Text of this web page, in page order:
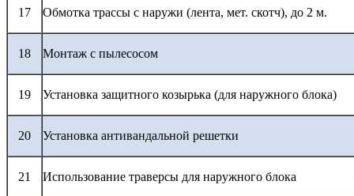
17 Обмотка трассы с наружи (лента, мет. скотч), до 2 м.
18 Монтаж с пылесосом
19 Установка защитного козырька (для наружного блока)
20 Установка антивандальной решетки
21 Использование траверсы для наружного блока